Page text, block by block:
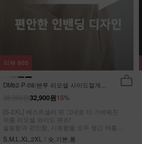
DM62-P-08/븐투 리오셀 사이드절개팬
15%
32,900원
[S-2XL] 베스트셀러 핏 그대로 더 가벼워진
여름 리오셀 와이드 팬츠!
슬림함과 편안함, 시원함을 모두 챙긴 여름
완전정복 팬츠
S,M,L,XL,2XL / 숏,기본,롱
리뷰 605